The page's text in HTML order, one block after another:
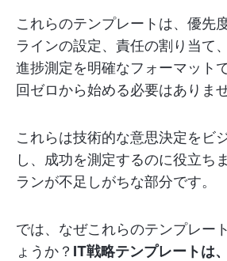
これらのテンプレートは、優先
ラインの設定、責任の割り当て
進捗測定を明確なフォーマット
回ゼロから始める必要はありませ
これらは技術的な意思決定をビ
し、成功を測定するのに役立ち
ランが不足しがちな部分です。
では、なぜこれらのテンプレー
ょうか？ IT戦略テンプレートは